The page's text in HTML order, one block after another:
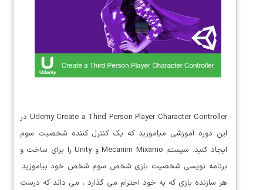
Udemy Create a Third Person Player Character Controller در
این دوره آموزشی میاموزید که یک کنترل کننده شخصیت سوم
ایجاد کنید. سیستم Mecanim Mixamo و Unity را برای ساخت و
برنامه نویسی شخصیت بازی شخص سوم شخص خود بیاموزید.
هر سازنده بازی که به خود احترام می گذارد ، می داند که درست